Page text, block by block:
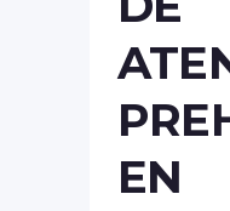
EN